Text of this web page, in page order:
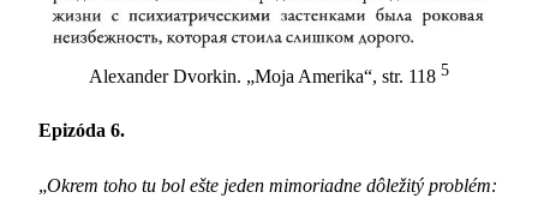
Alexander Dvorkin. „Moja Amerika“, str. 118 5
Epizóda 6.
„Okrem toho tu bol ešte jeden mimoriadne dôležitý problém: